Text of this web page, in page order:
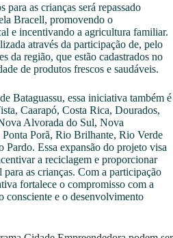
as crianças será repassado
Bracell, promovendo o
e incentivando a agricultura familiar.
através da participação de, pelo
da região, que estão cadastrados no
de produtos frescos e saudáveis.
Bataguassu, essa iniciativa também é
Caarapó, Costa Rica, Dourados,
Alvorada do Sul, Nova
Porã, Rio Brilhante, Rio Verde
Pardo. Essa expansão do projeto visa
a reciclagem e proporcionar
as crianças. Com a participação
fortalece o compromisso com a
consciente e o desenvolvimento